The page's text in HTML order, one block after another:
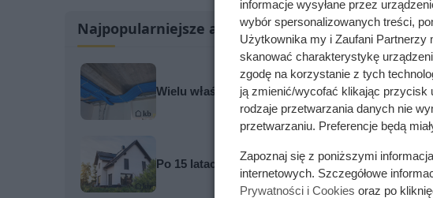
Najpopularniejsze artykuły
Wielu właścicieli domów pomija ten detal. Potem
Po 15 latach zdjęli fragment elewacji. To, co
informacje wysyłane przez
wybór spersonalizowanych treści,
Użytkownika my i Zaufani Partnerzy
skanować charakterystykę
zgodę na korzystanie z tych
ją zmienić/wycofać klikając przycisk
rodzaje przetwarzania danych nie
przetwarzaniu. Preferencje będą
Zapoznaj się z poniższymi
internetowych. Szczegółowe
Prywatności i Cookies oraz po